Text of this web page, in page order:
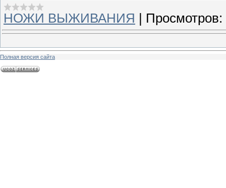
НОЖИ ВЫЖИВАНИЯ | Просмотров:
Полная версия сайта